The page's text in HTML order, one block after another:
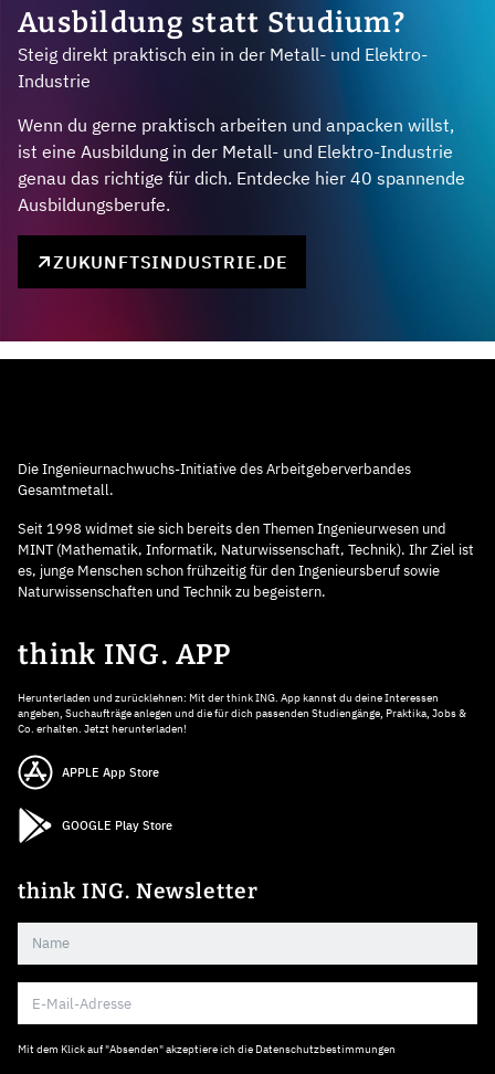
Ausbildung statt Studium?
Steig direkt praktisch ein in der Metall- und Elektro-
Industrie
Wenn du gerne praktisch arbeiten und anpacken willst,
ist eine Ausbildung in der Metall- und Elektro-Industrie
genau das richtige für dich. Entdecke hier 40 spannende
Ausbildungsberufe.
ZUKUNFTSINDUSTRIE.DE
Die Ingenieurnachwuchs-Initiative des Arbeitgeberverbandes
Gesamtmetall.
Seit 1998 widmet sie sich bereits den Themen Ingenieurwesen und
MINT (Mathematik, Informatik, Naturwissenschaft, Technik). Ihr Ziel ist
es, junge Menschen schon frühzeitig für den Ingenieursberuf sowie
Naturwissenschaften und Technik zu begeistern.
think ING. APP
Herunterladen und zurücklehnen: Mit der think ING. App kannst du deine Interessen
angeben, Suchaufträge anlegen und die für dich passenden Studiengänge, Praktika, Jobs &
Co. erhalten. Jetzt herunterladen!
APPLE App Store
GOOGLE Play Store
think ING. Newsletter
Mit dem Klick auf "Absenden" akzeptiere ich die Datenschutzbestimmungen